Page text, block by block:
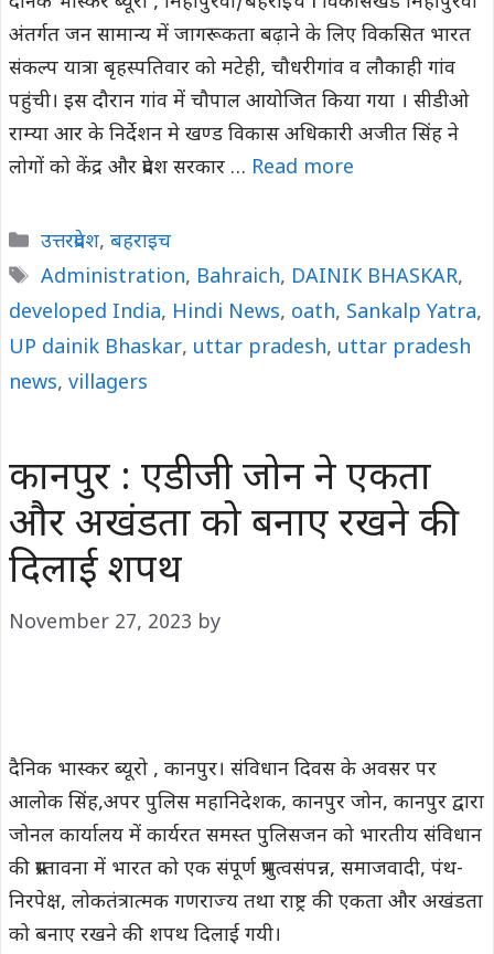
अंतर्गत जन सामान्य में जागरूकता बढ़ाने के लिए विकसित भारत
संकल्प यात्रा बृहस्पतिवार को मटेही, चौधरीगांव व लौकाही गांव
पहुंची। इस दौरान गांव में चौपाल आयोजित किया गया । सीडीओ
राम्या आर के निर्देशन मे खण्ड विकास अधिकारी अजीत सिंह ने
लोगों को केंद्र और प्रदेश सरकार … Read more
Categories
उत्तरप्रदेश, बहराइच
Tags
Administration, Bahraich, DAINIK BHASKAR,
developed India, Hindi News, oath, Sankalp Yatra,
UP dainik Bhaskar, uttar pradesh, uttar pradesh
news, villagers
कानपुर : एडीजी जोन ने एकता
और अखंडता को बनाए रखने की
दिलाई शपथ
November 27, 2023 by
दैनिक भास्कर ब्यूरो , कानपुर। संविधान दिवस के अवसर पर
आलोक सिंह,अपर पुलिस महानिदेशक, कानपुर जोन, कानपुर द्वारा
जोनल कार्यालय में कार्यरत समस्त पुलिसजन को भारतीय संविधान
की प्रस्तावना में भारत को एक संपूर्ण प्रभुत्वसंपन्न, समाजवादी, पंथ-
निरपेक्ष, लोकतंत्रात्मक गणराज्य तथा राष्ट्र की एकता और अखंडता
को बनाए रखने की शपथ दिलाई गयी।